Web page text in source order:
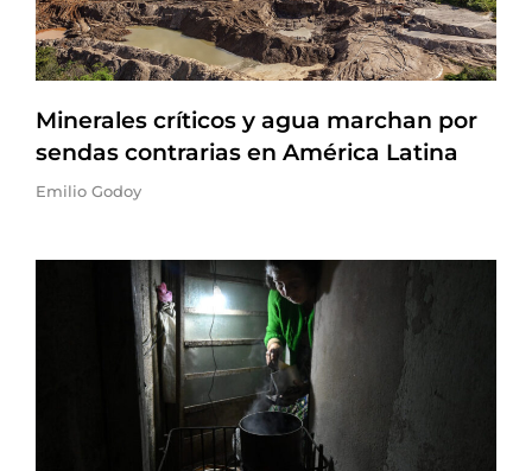
Minerales críticos y agua marchan por
sendas contrarias en América Latina
Emilio Godoy